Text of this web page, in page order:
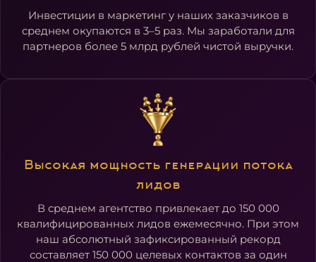
Инвестиции в маркетинг у наших заказчиков в
среднем окупаются в 3–5 раз. Мы заработали для
партнеров более 5 млрд рублей чистой выручки.
Высокая мощность генерации потока
лидов
В среднем агентство привлекает до 150 000
квалифицированных лидов ежемесячно. При этом
наш абсолютный зафиксированный рекорд
составляет 150 000 целевых контактов за один